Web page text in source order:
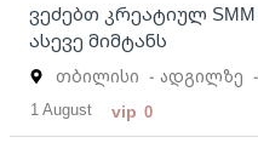
ვეძებთ კრეატიულ
ასევე მიმტანს
თბილისი - ადგილზე
1 August vip 0